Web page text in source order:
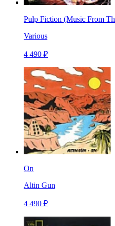
Pulp Fiction (Music From
Various
4 490 ₽
On
Altin Gun
4 490 ₽